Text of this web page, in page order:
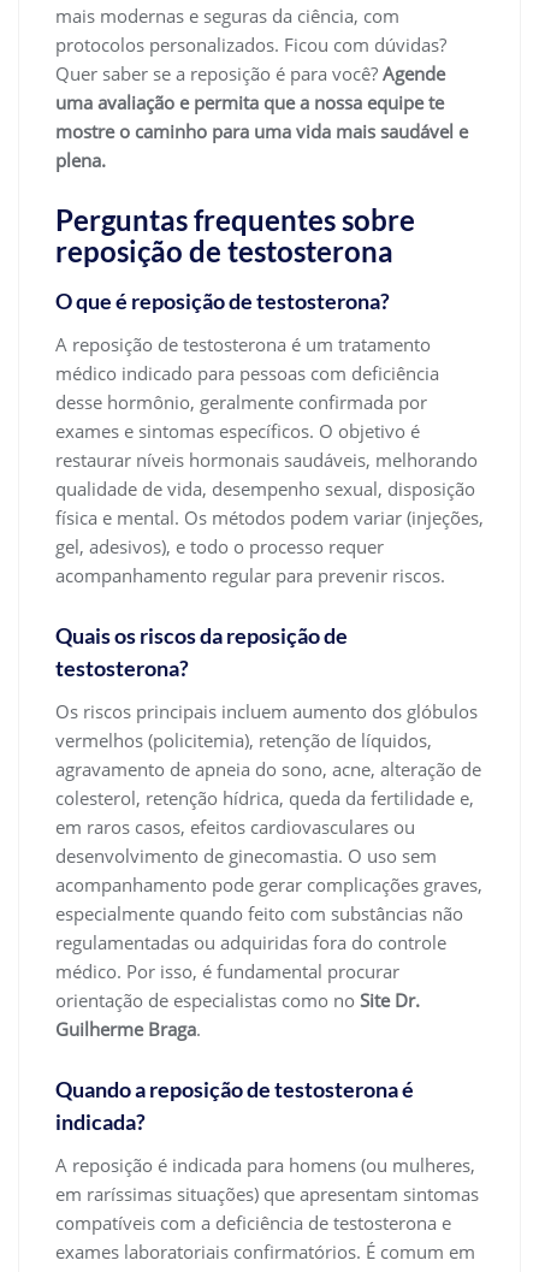
mais modernas e seguras da ciência, com
protocolos personalizados. Ficou com dúvidas?
Quer saber se a reposição é para você? Agende
uma avaliação e permita que a nossa equipe te
mostre o caminho para uma vida mais saudável e
plena.
Perguntas frequentes sobre
reposição de testosterona
O que é reposição de testosterona?
A reposição de testosterona é um tratamento
médico indicado para pessoas com deficiência
desse hormônio, geralmente confirmada por
exames e sintomas específicos. O objetivo é
restaurar níveis hormonais saudáveis, melhorando
qualidade de vida, desempenho sexual, disposição
física e mental. Os métodos podem variar (injeções,
gel, adesivos), e todo o processo requer
acompanhamento regular para prevenir riscos.
Quais os riscos da reposição de
testosterona?
Os riscos principais incluem aumento dos glóbulos
vermelhos (policitemia), retenção de líquidos,
agravamento de apneia do sono, acne, alteração de
colesterol, retenção hídrica, queda da fertilidade e,
em raros casos, efeitos cardiovasculares ou
desenvolvimento de ginecomastia. O uso sem
acompanhamento pode gerar complicações graves,
especialmente quando feito com substâncias não
regulamentadas ou adquiridas fora do controle
médico. Por isso, é fundamental procurar
orientação de especialistas como no Site Dr.
Guilherme Braga.
Quando a reposição de testosterona é
indicada?
A reposição é indicada para homens (ou mulheres,
em raríssimas situações) que apresentam sintomas
compatíveis com a deficiência de testosterona e
exames laboratoriais confirmatórios. É comum em